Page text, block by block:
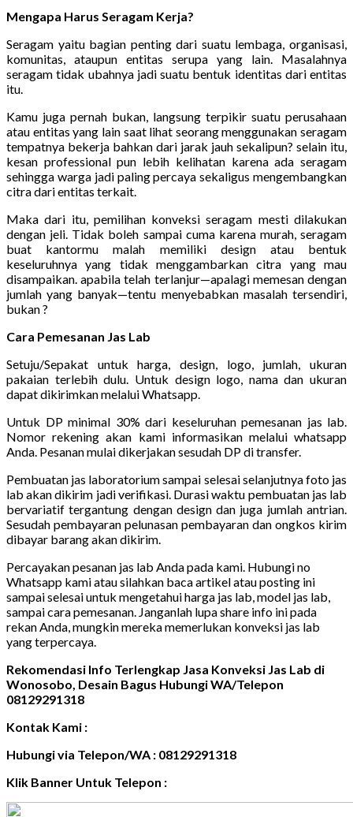
Mengapa Harus Seragam Kerja?
Seragam yaitu bagian penting dari suatu lembaga, organisasi,
komunitas, ataupun entitas serupa yang lain. Masalahnya
seragam tidak ubahnya jadi suatu bentuk identitas dari entitas
itu.
Kamu juga pernah bukan, langsung terpikir suatu perusahaan
atau entitas yang lain saat lihat seorang menggunakan seragam
tempatnya bekerja bahkan dari jarak jauh sekalipun? selain itu,
kesan professional pun lebih kelihatan karena ada seragam
sehingga warga jadi paling percaya sekaligus mengembangkan
citra dari entitas terkait.
Maka dari itu, pemilihan konveksi seragam mesti dilakukan
dengan jeli. Tidak boleh sampai cuma karena murah, seragam
buat kantormu malah memiliki design atau bentuk
keseluruhnya yang tidak menggambarkan citra yang mau
disampaikan. apabila telah terlanjur—apalagi memesan dengan
jumlah yang banyak—tentu menyebabkan masalah tersendiri,
bukan ?
Cara Pemesanan Jas Lab
Setuju/Sepakat untuk harga, design, logo, jumlah, ukuran
pakaian terlebih dulu. Untuk design logo, nama dan ukuran
dapat dikirimkan melalui Whatsapp.
Untuk DP minimal 30% dari keseluruhan pemesanan jas lab.
Nomor rekening akan kami informasikan melalui whatsapp
Anda. Pesanan mulai dikerjakan sesudah DP di transfer.
Pembuatan jas laboratorium sampai selesai selanjutnya foto jas
lab akan dikirim jadi verifikasi. Durasi waktu pembuatan jas lab
bervariatif tergantung dengan design dan juga jumlah antrian.
Sesudah pembayaran pelunasan pembayaran dan ongkos kirim
dibayar barang akan dikirim.
Percayakan pesanan jas lab Anda pada kami. Hubungi no
Whatsapp kami atau silahkan baca artikel atau posting ini
sampai selesai untuk mengetahui harga jas lab, model jas lab,
sampai cara pemesanan. Janganlah lupa share info ini pada
rekan Anda, mungkin mereka memerlukan konveksi jas lab
yang terpercaya.
Rekomendasi Info Terlengkap Jasa Konveksi Jas Lab di
Wonosobo, Desain Bagus Hubungi WA/Telepon
08129291318
Kontak Kami :
Hubungi via Telepon/WA : 08129291318
Klik Banner Untuk Telepon :